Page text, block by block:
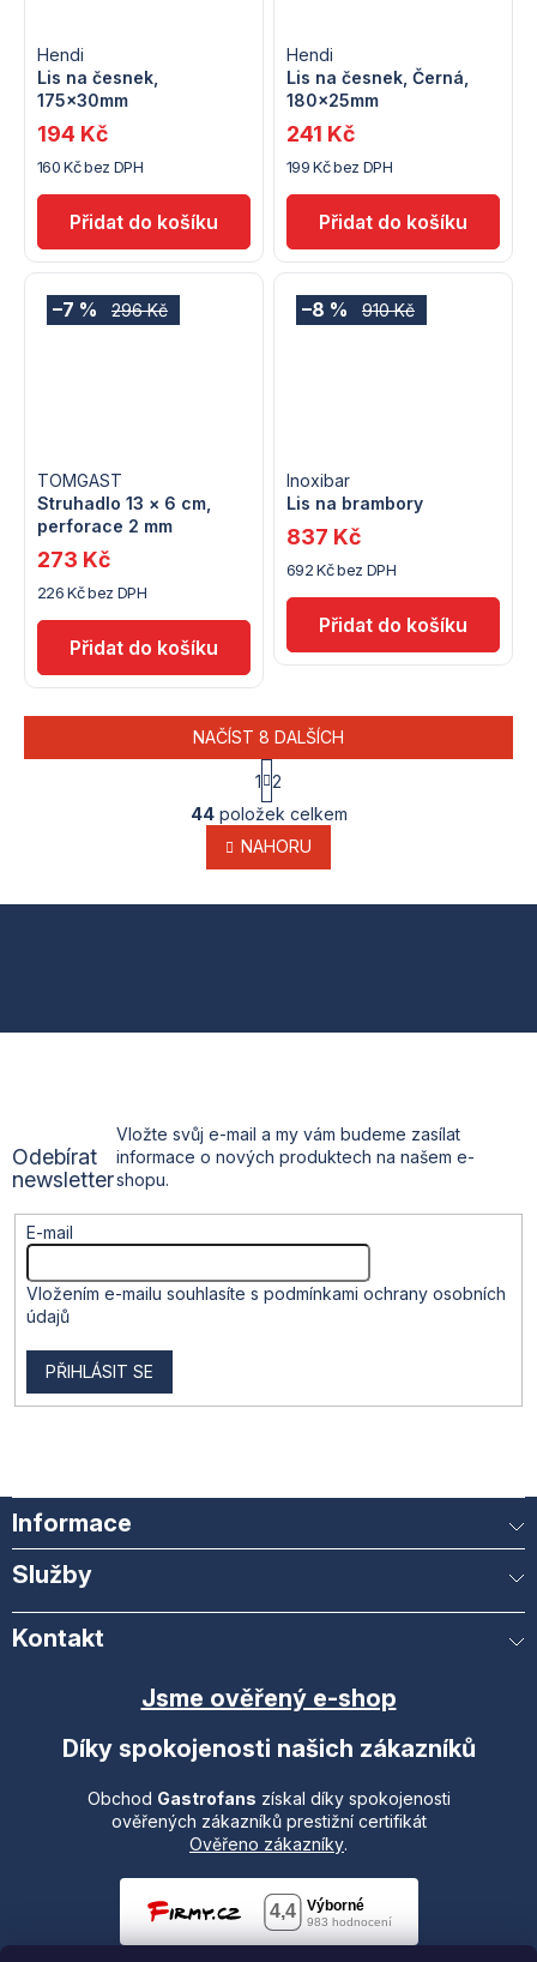
Lis na česnek,
175x30mm
Hendi
160 Kč bez DPH
194 Kč
Lis na česnek, Černá,
180x25mm
Hendi
199 Kč bez DPH
241 Kč
296 Kč
–7 %
Struhadlo 13 × 6 cm,
perforace 2 mm
TOMGAST
226 Kč bez DPH
273 Kč
910 Kč
–8 %
Lis na brambory
Inoxibar
692 Kč bez DPH
837 Kč
O
v
l
á
v
p
i
u
NAČÍST 8 DALŠÍCH
S
t
r
á
n
k
v
1 2
44položek celkem
NAHORU
p
Odebírat
newsletter
Vložte svůj e-mail a my vám budeme zasílat
informace o nových produktech na našem e-
shopu.
E-mail
Vložením e-mailu souhlasíte s podmínkami ochrany osobních
údajů
PŘIHLÁSIT SE
Informace
Služby
Kontakt
Jsme ověřený e-shop
Díky spokojenosti našich zákazníků
Obchod Gastrofans získal díky spokojenosti
ověřených zákazníků prestižní certifikát
Ověřeno zákazníky.